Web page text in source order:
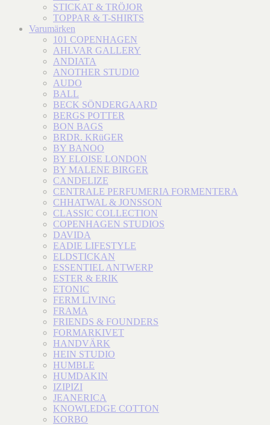
STICKAT & TRÖJOR
TOPPAR & T-SHIRTS
Varumärken
101 COPENHAGEN
AHLVAR GALLERY
ANDIATA
ANOTHER STUDIO
AUDO
BALL
BECK SÖNDERGAARD
BERGS POTTER
BON BAGS
BRDR. KRüGER
BY BANOO
BY ELOISE LONDON
BY MALENE BIRGER
CANDELIZE
CENTRALE PERFUMERIA FORMENTERA
CHHATWAL & JONSSON
CLASSIC COLLECTION
COPENHAGEN STUDIOS
DAVIDA
EADIE LIFESTYLE
ELDSTICKAN
ESSENTIEL ANTWERP
ESTER & ERIK
ETONIC
FERM LIVING
FRAMA
FRIENDS & FOUNDERS
FORMARKIVET
HANDVÄRK
HEIN STUDIO
HUMBLE
HUMDAKIN
IZIPIZI
JEANERICA
KNOWLEDGE COTTON
KORBO